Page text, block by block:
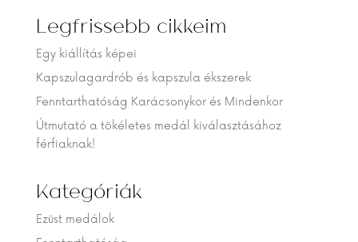
Legfrissebb cikkeim
Egy kiállítás képei
Kapszulagardrób és kapszula ékszerek
Fenntarthatóság Karácsonykor és Mindenkor
Útmutató a tökéletes medál kiválasztásához
férfiaknak!
Kategóriák
Ezüst medálok